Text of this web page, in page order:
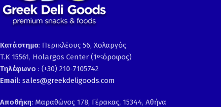
Κατάστημα: Περικλέους 56, Χολαργός
Τ.Κ 15561, Holargos Center (1οςόροφος)
Τηλέφωνο : (+30) 210-7105742
Email: sales@greekdeligoods.com
Αποθήκη: Μαραθώνος 178, Γέρακας, 15344, Αθήνα